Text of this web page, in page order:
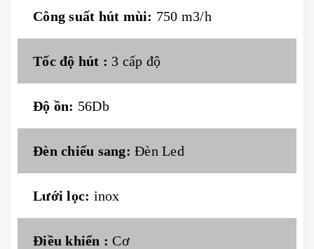
Công suất hút mùi: 750 m3/h
Tốc độ hút : 3 cấp độ
Độ ồn: 56Db
Đèn chiếu sang:Đèn Led
Lưới lọc: inox
Điều khiển :Cơ